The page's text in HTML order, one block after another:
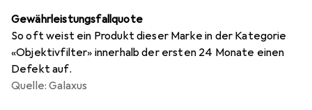
Gewährleistungsfallquote
So oft weist ein Produkt dieser Marke in der Kategorie
«Objektivfilter» innerhalb der ersten 24 Monate einen
Defekt auf.
Quelle: Galaxus